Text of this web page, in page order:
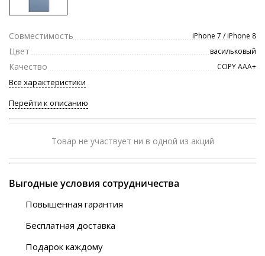
Совместимость iPhone 7 / iPhone 8
Цвет васильковый
Качество COPY ААА+
Все характеристики
Перейти к описанию
Товар не участвует ни в одной из акций
Выгодные условия сотрудничества
Повышенная гарантия
Бесплатная доставка
Автобусы (по ЮФО)
Подарок каждому